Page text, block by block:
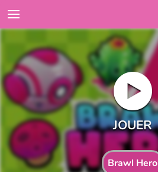
Brawl Hero